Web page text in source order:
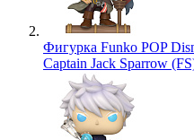
Фигурка Funko POP
Captain Jack Sparrow